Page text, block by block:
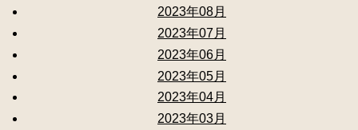
2023年08月
2023年07月
2023年06月
2023年05月
2023年04月
2023年03月